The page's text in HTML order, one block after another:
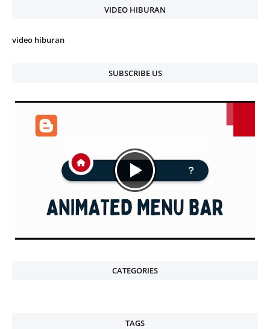
VIDEO HIBURAN
video hiburan
SUBSCRIBE US
CATEGORIES
TAGS